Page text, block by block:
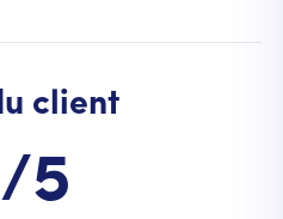
client
5